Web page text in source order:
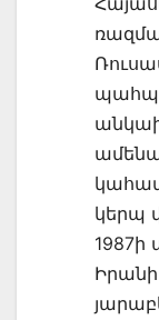
կերպ
1987ի